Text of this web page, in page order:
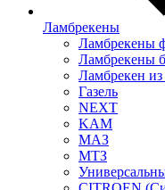
Ламбрекены
Ламбрекены
Ламбрекены
Ламбрекен
Газель
NEXT
KAM
МАЗ
МТЗ